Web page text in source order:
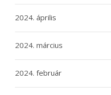
2024. április
2024. március
2024. február